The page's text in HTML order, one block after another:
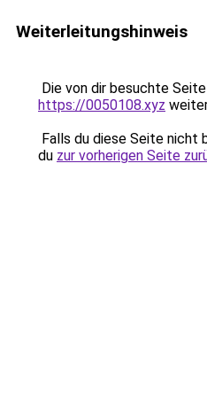
Weiterleitungshinweis
Die von dir besuchte
https://0050108.xyz
Falls du diese Seite nicht
du zur vorherigen Seite